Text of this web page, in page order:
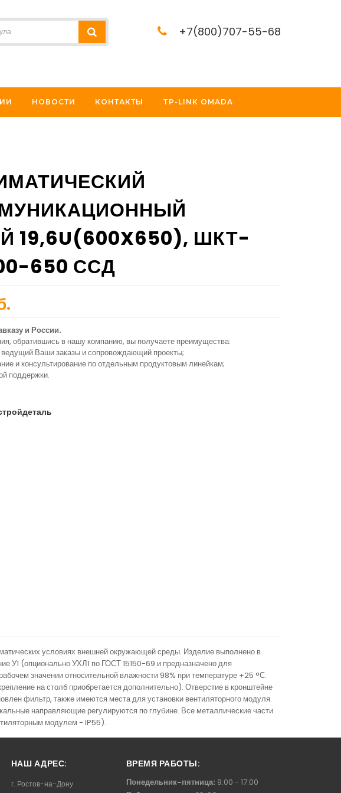
+7(800)707-55-68
НОВОСТИ КОНТАКТЫ TP-LINK OMADA
19,6U(600X650), ШКТ-
650 ССД
и России.
обратившись в нашу компанию, вы получаете преимущества:
Ваши заказы и сопровождающий проекты;
и консультирование по отдельным продуктовым линейкам;
поддержки.
условиях внешней окружающей среды. Изделие выполнено в
У1 (опционально УХЛ1 по ГОСТ 15150-69 и предназначено для
значении относительной влажности 98% при температуре +25 °С.
на столб приобретается дополнительно). Отверстие в кронштейне
фильтр, также имеются места для установки вентиляторного модуля.
направляющие регулируются по глубине. Все металлические части
модулем - IP55).
НАШ АДРЕС:
г. Ростов-на-Дону
ВРЕМЯ РАБОТЫ:
Понедельник-пятница: 9:00 - 17:00